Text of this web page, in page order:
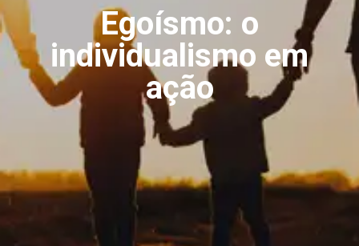
Egoísmo: o
individualismo em
ação